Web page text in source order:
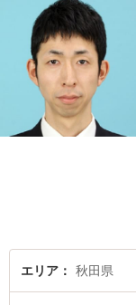
エリア 秋田県